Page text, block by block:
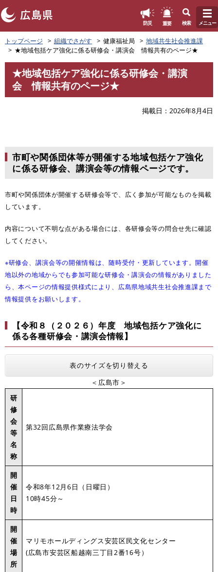
ペ
ー
の
で
防災 重要 検索 メニュー
トップページ 組織でさがす 健康福祉局
地域共生社会推進課
★地域包括ケア強化に係る研修会・講演会 情報共有のページ★
★地域包括ケア強化に係る研修会・講演
会 情報共有のページ★
掲載日 2026年8月4日
市町や関係団体等が開催する地域包括ケア強化
に係る研修会、講演会等の情報ページです。
市町や関係団体が開催する研修会等で、広く参加が可能なものを掲載
しています。
内容について不明な点がある場合には、各研修会等の問合せ先に確認
してください。
※研修会、講演会等の開催情報は、随時受付・更新しています。開催
地以外の地域からでも参加可能な研修会・講演会の情報がありました
ら、本ページの情報提供様式により、広島県地域共生社会推進課まで
情報提供をお願いします。
【令和８（２０２６）年度 地域包括ケア強化に
係る各種研修会・講演会情報】
表のサイズを切り替える
＜広島市＞
研
修
会
等
名
称
第32回広島県作業療法学会
開
催
日
時
令和8年12月6日（日曜日）
10時45分～
開
催
場
所
​マリモホールディングス安芸区民文化センター
(広島市安芸区船越南三丁目2番16号）